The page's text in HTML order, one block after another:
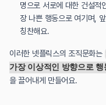
명으로 서로에 대한 건설적
장 나쁜 행동으로 여기며,
칭찬해요.
이러한 넷플릭스의 조직문화는
가장 이상적인 방향으로
을 끌어내게 만들어요.